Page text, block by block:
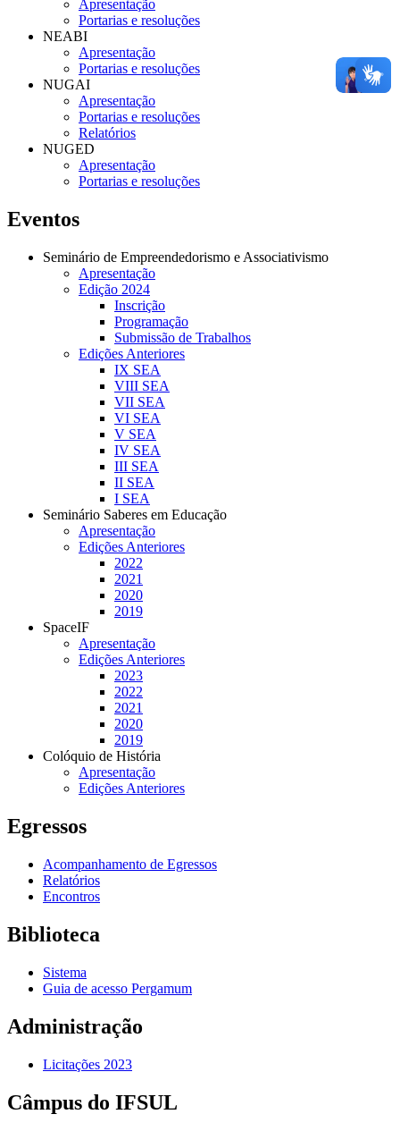
Apresentação
Portarias e resoluções
NEABI
Apresentação
Portarias e resoluções
NUGAI
Apresentação
Portarias e resoluções
Relatórios
NUGED
Apresentação
Portarias e resoluções
Eventos
Seminário de Empreendedorismo e Associativismo
Apresentação
Edição 2024
Inscrição
Programação
Submissão de Trabalhos
Edições Anteriores
IX SEA
VIII SEA
VII SEA
VI SEA
V SEA
IV SEA
III SEA
II SEA
I SEA
Seminário Saberes em Educação
Apresentação
Edições Anteriores
2022
2021
2020
2019
SpaceIF
Apresentação
Edições Anteriores
2023
2022
2021
2020
2019
Colóquio de História
Apresentação
Edições Anteriores
Egressos
Acompanhamento de Egressos
Relatórios
Encontros
Biblioteca
Sistema
Guia de acesso Pergamum
Administração
Licitações 2023
Câmpus do IFSUL